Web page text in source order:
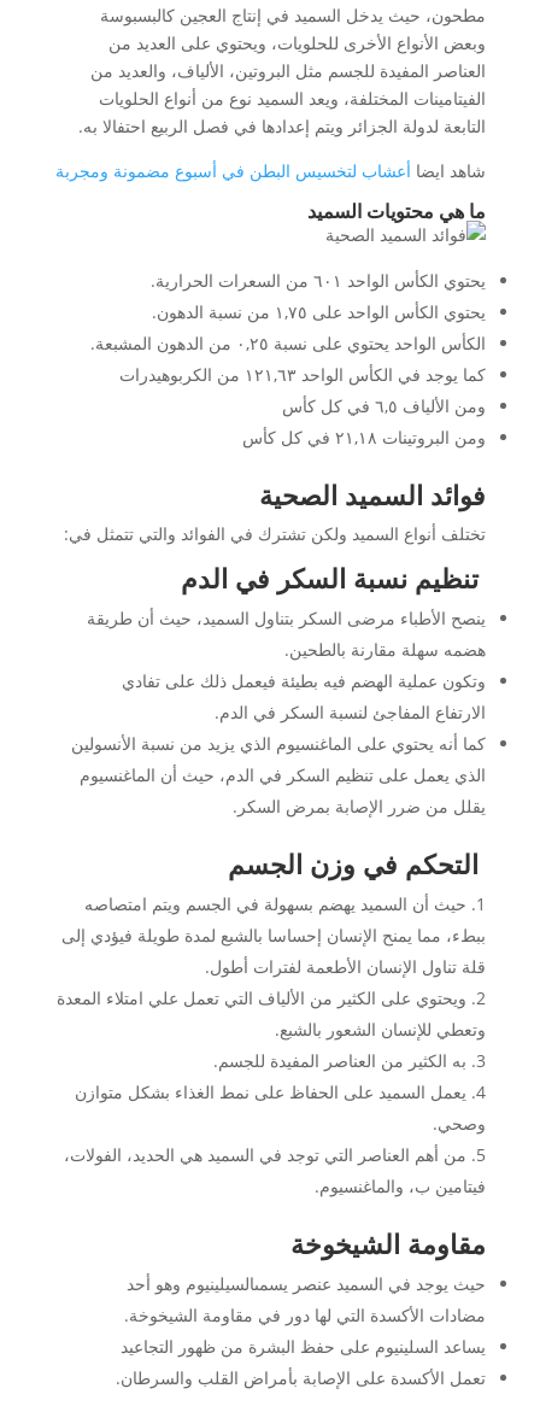
مطحون، حيث يدخل السميد في إنتاج العجين كالبسبوسة
وبعض الأنواع الأخرى للحلويات، ويحتوي على العديد من
العناصر المفيدة للجسم مثل البروتين، الألياف، والعديد من
الفيتامينات المختلفة، ويعد السميد نوع من أنواع الحلويات
التابعة لدولة الجزائر ويتم إعدادها في فصل الربيع احتفالا به.
شاهد ايضا أعشاب لتخسيس البطن في أسبوع مضمونة ومجربة
ما هي محتويات السميد
يحتوي الكأس الواحد ٦٠١ من السعرات الحرارية.
يحتوي الكأس الواحد على ١,٧٥ من نسبة الدهون.
الكأس الواحد يحتوي على نسبة ٠,٢٥ من الدهون المشبعة.
كما يوجد في الكأس الواحد ١٢١,٦٣ من الكربوهيدرات
ومن الألياف ٦,٥ في كل كأس
ومن البروتينات ٢١,١٨ في كل كأس
فوائد السميد الصحية
تختلف أنواع السميد ولكن تشترك في الفوائد والتي تتمثل في:
تنظيم نسبة السكر في الدم
ينصح الأطباء مرضى السكر بتناول السميد، حيث أن طريقة
هضمه سهلة مقارنة بالطحين.
وتكون عملية الهضم فيه بطيئة فيعمل ذلك على تفادي
الارتفاع المفاجئ لنسبة السكر في الدم.
كما أنه يحتوي على الماغنسيوم الذي يزيد من نسبة الأنسولين
الذي يعمل على تنظيم السكر في الدم، حيث أن الماغنسيوم
يقلل من ضرر الإصابة بمرض السكر.
التحكم في وزن الجسم
حيث أن السميد يهضم بسهولة في الجسم ويتم امتصاصه
ببطء، مما يمنح الإنسان إحساسا بالشبع لمدة طويلة فيؤدي إلى
قلة تناول الإنسان الأطعمة لفترات أطول.
ويحتوي على الكثير من الألياف التي تعمل علي امتلاء المعدة
وتعطي للإنسان الشعور بالشبع.
به الكثير من العناصر المفيدة للجسم.
يعمل السميد على الحفاظ على نمط الغذاء بشكل متوازن
وصحي.
من أهم العناصر التي توجد في السميد هي الحديد، الفولات،
فيتامين ب، والماغنسيوم.
مقاومة الشيخوخة
حيث يوجد في السميد عنصر يسمىالسيلينيوم وهو أحد
مضادات الأكسدة التي لها دور في مقاومة الشيخوخة.
يساعد السلينيوم على حفظ البشرة من ظهور التجاعيد
تعمل الأكسدة على الإصابة بأمراض القلب والسرطان.